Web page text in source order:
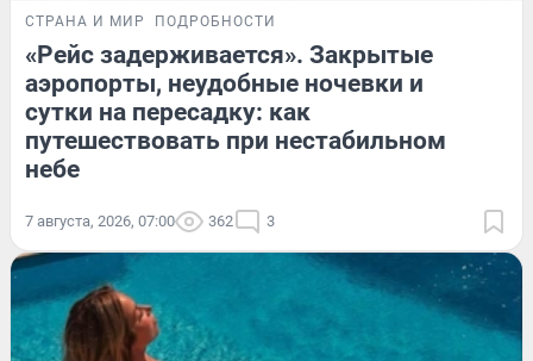
СТРАНА И МИР ПОДРОБНОСТИ
«Рейс задерживается». Закрытые
аэропорты, неудобные ночевки и
сутки на пересадку: как
путешествовать при нестабильном
небе
7 августа, 2026, 07:00 362 3